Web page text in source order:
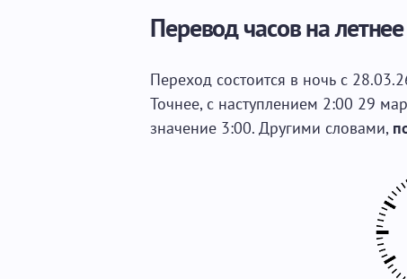
Перевод часов на
Переход состоится в ночь с
Точнее, с наступлением 2:00 29
значение 3:00. Другими словами,